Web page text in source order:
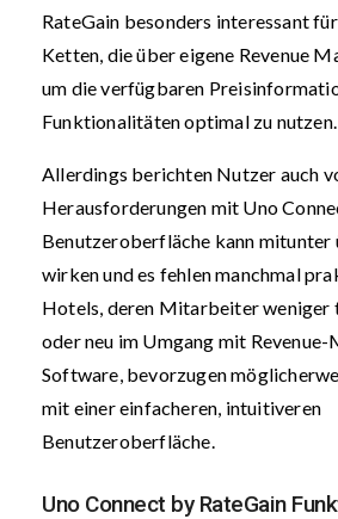
RateGain besonders interessant
Ketten, die über eigene Revenue
um die verfügbaren
Funktionalitäten optimal zu nutzen.
Allerdings berichten Nutzer auch
Herausforderungen mit Uno
Benutzeroberfläche kann
wirken und es fehlen manchmal
Hotels, deren Mitarbeiter weniger
oder neu im Umgang mit Revenue-
Software, bevorzugen
mit einer einfacheren, intuitiveren
Benutzeroberfläche.
Uno Connect by RateGain